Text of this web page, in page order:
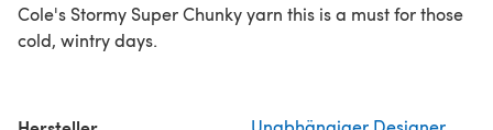
Cole's Stormy Super Chunky yarn this is a must for those
cold, wintry days.